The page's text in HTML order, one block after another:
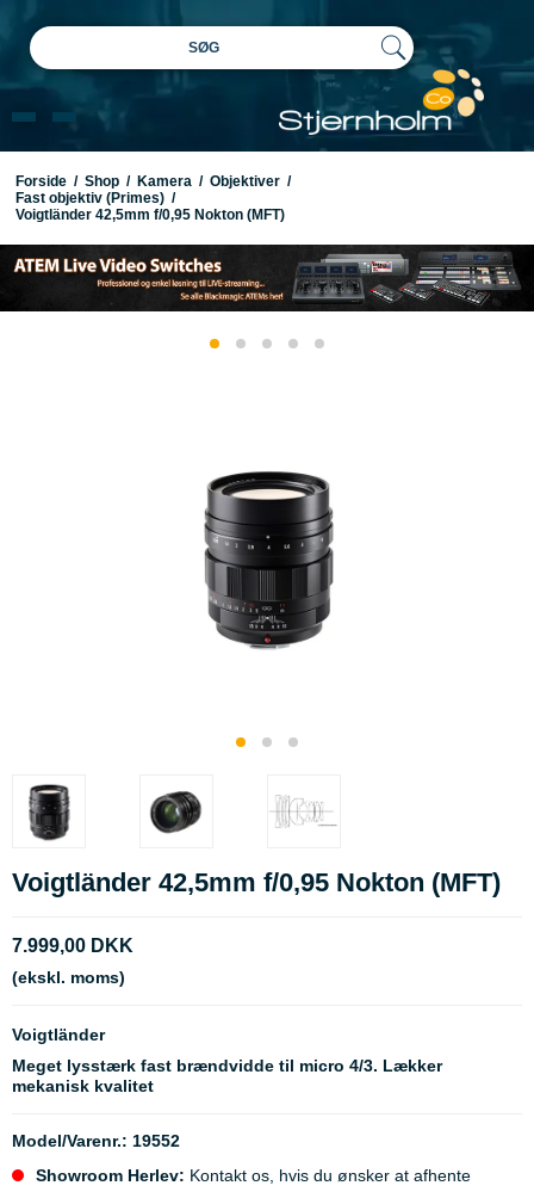
SØG
Forside / Shop / Kamera / Objektiver /
Fast objektiv (Primes) /
Voigtländer 42,5mm f/0,95 Nokton (MFT)
Voigtländer 42,5mm f/0,95 Nokton (MFT)
7.999,00 DKK
(ekskl. moms)
Voigtländer
Meget lysstærk fast brændvidde til micro 4/3. Lækker
mekanisk kvalitet
Model/Varenr.: 19552
Showroom Herlev: Kontakt os, hvis du ønsker at afhente